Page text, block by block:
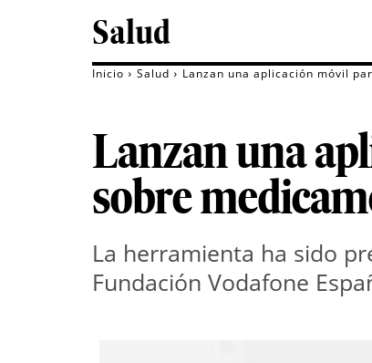
Salud
Inicio Salud Lanzan una aplicación móvil
Lanzan una
sobre
La herramienta ha sido
Fundación Vodafone